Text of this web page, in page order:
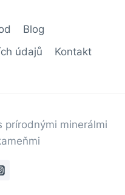
Blog
údajů
Kontakt
minerálmi